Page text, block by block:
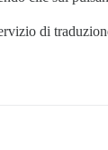
di